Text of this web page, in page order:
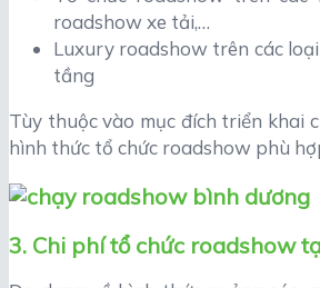
roadshow xe tải,…
Luxury roadshow trên các
tầng
Tùy thuộc vào mục đích triển khai
hình thức tổ chức roadshow phù
3. Chi phí tổ chức roadshow